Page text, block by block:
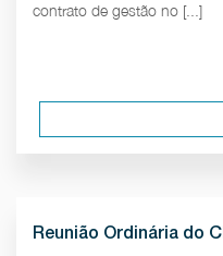
contrato de gestão no [...]
Reunião Ordinária do